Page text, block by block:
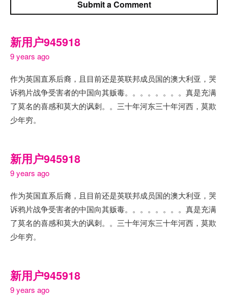
Submit a Comment
新用户945918
9 years ago
作为英国直系后裔，且目前还是英联邦成员国的澳大利亚，哭
诉鸦片战争受害者的中国向其贩毒。。。。。。。。真是充满
了莫名的喜感和莫大的讽刺。。三十年河东三十年河西，莫欺
少年穷。
新用户945918
9 years ago
作为英国直系后裔，且目前还是英联邦成员国的澳大利亚，哭
诉鸦片战争受害者的中国向其贩毒。。。。。。。。真是充满
了莫名的喜感和莫大的讽刺。。三十年河东三十年河西，莫欺
少年穷。
新用户945918
9 years ago